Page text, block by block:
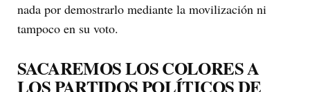
nada por demostrarlo mediante la movilización ni
tampoco en su voto.
SACAREMOS LOS COLORES A